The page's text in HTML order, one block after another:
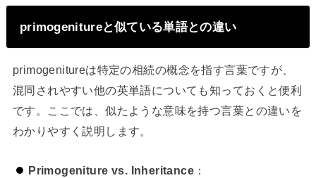
primogenitureと似ている単語との違い
primogenitureは特定の相続の概念を指す言葉ですが、
混同されやすい他の英単語についても知っておくと便利
です。ここでは、似たような意味を持つ言葉との違いを
わかりやすく説明します。
Primogeniture vs. Inheritance ：